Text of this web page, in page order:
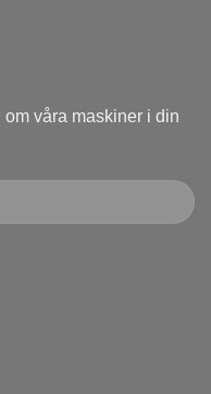
våra maskiner i din